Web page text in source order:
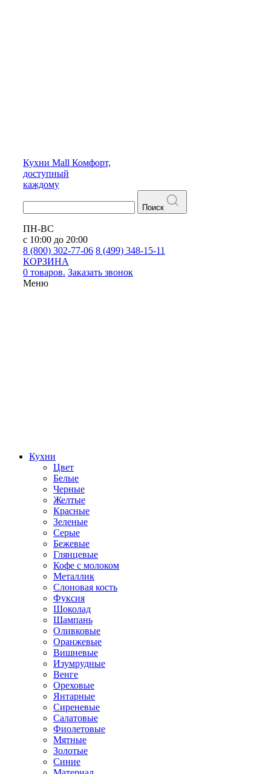
Кухни Mall Комфорт,
доступный
каждому
Поиск
ПН-ВС
с 10:00 до 20:00
8 (800) 302-77-06 8 (499) 348-15-11
КОРЗИНА
0 товаров. Заказать звонок
Меню
Кухни
Цвет
Белые
Черные
Желтые
Красные
Зеленые
Серые
Бежевые
Глянцевые
Кофе с молоком
Металлик
Слоновая кость
Фуксия
Шоколад
Шампань
Оливковые
Оранжевые
Вишневые
Изумрудные
Венге
Ореховые
Янтарные
Сиреневые
Салатовые
Фиолетовые
Мятные
Золотые
Синие